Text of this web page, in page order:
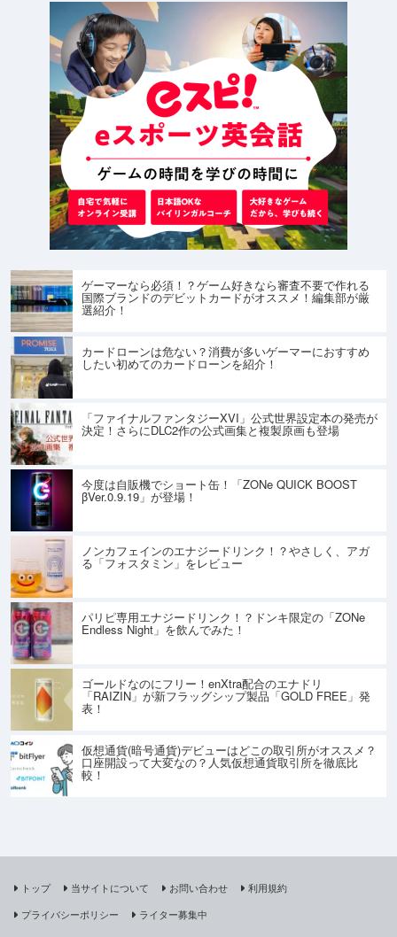
ゲーマーなら必須！？ゲーム好きなら審査不要で作れる
国際ブランドのデビットカードがオススメ！編集部が厳
選紹介！
カードローンは危ない？消費が多いゲーマーにおすすめ
したい初めてのカードローンを紹介！
「ファイナルファンタジーXVI」公式世界設定本の発売が
決定！さらにDLC2作の公式画集と複製原画も登場
今度は自販機でショート缶！「ZONe QUICK BOOST
βVer.0.9.19」が登場！
ノンカフェインのエナジードリンク！？やさしく、アガ
る「フォスタミン」をレビュー
パリピ専用エナジードリンク！？ドンキ限定の「ZONe
Endless Night」を飲んでみた！
ゴールドなのにフリー！enXtra配合のエナドリ
「RAIZIN」が新フラッグシップ製品「GOLD FREE」発
表！
仮想通貨(暗号通貨)デビューはどこの取引所がオススメ？
口座開設って大変なの？人気仮想通貨取引所を徹底比
較！
トップ 当サイトについて お問い合わせ
利用規約
プライバシーポリシー
ライター募集中